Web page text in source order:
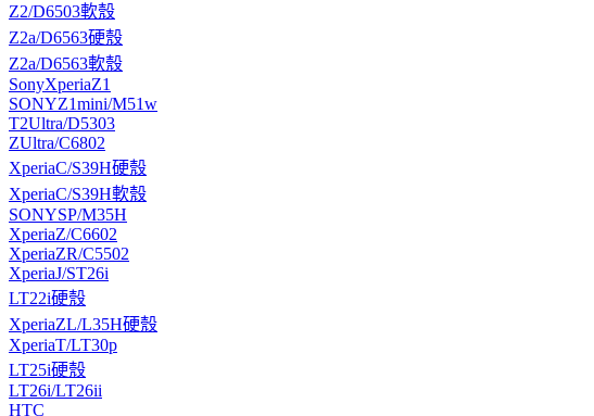
Z2/D6503軟殼
Z2a/D6563硬殼
Z2a/D6563軟殼
SonyXperiaZ1
SONYZ1mini/M51w
T2Ultra/D5303
ZUltra/C6802
XperiaC/S39H硬殼
XperiaC/S39H軟殼
SONYSP/M35H
XperiaZ/C6602
XperiaZR/C5502
XperiaJ/ST26i
LT22i硬殼
XperiaZL/L35H硬殼
XperiaT/LT30p
LT25i硬殼
LT26i/LT26ii
HTC